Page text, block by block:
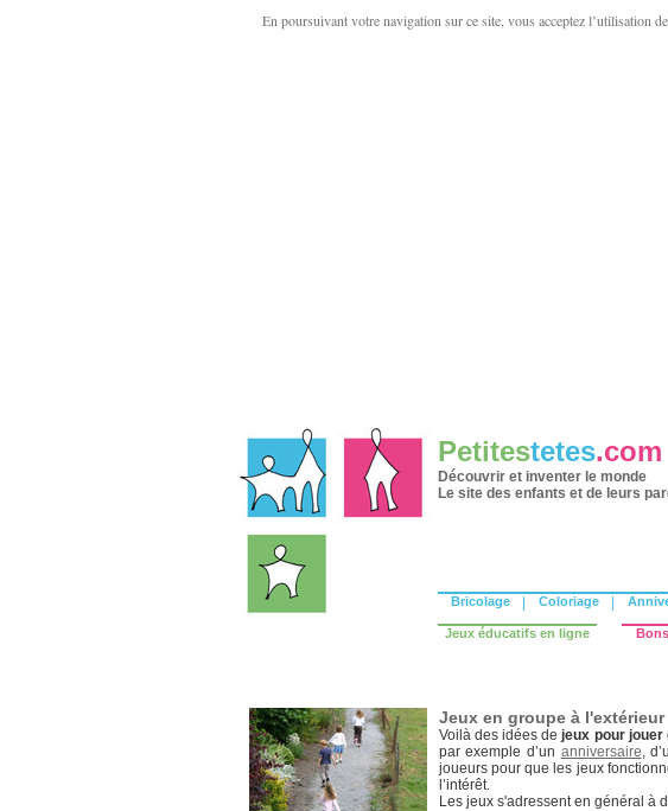
En poursuivant votre navigation sur ce site, vous acceptez l’utilisation
Petitestetes.com
Découvrir et inventer le monde
Le site des enfants et de leurs
Bricolage Coloriage
Jeux éducatifs en ligne
Jeux en groupe à l'extérieur
Voilà des idées de jeux pour jouer
par exemple d’un anniversaire,
joueurs pour que les jeux
l’intérêt.
Les jeux s'adressent en général à